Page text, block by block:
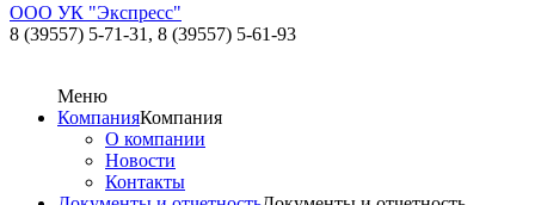
ООО УК "Экспресс"
8 (39557) 5-71-31, 8 (39557) 5-61-93
Меню
КомпанияКомпания
О компании
Новости
Контакты